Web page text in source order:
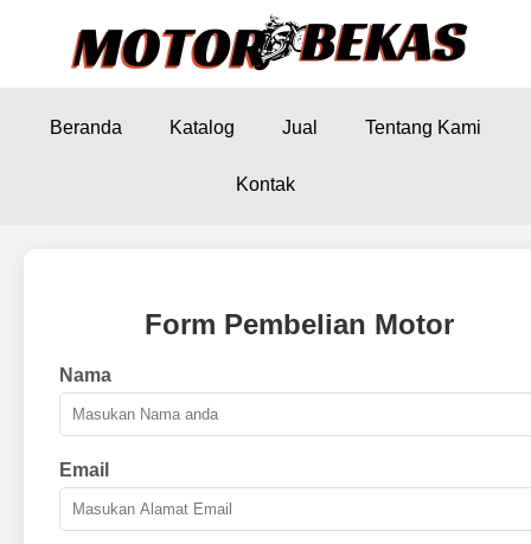
Beranda Katalog Jual Tentang Kami
Kontak
Form Pembelian Motor
Nama
Email